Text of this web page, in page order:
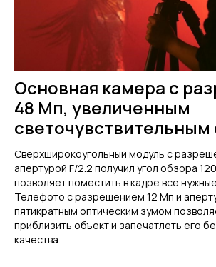
Основная камера с
48 Мп, увеличенным
Сверхширокоугольный модуль с
апертурой F/2.2 получил угол обзора
позволяет поместить в кадре все
Телефото с разрешением 12 Мп и
пятикратным оптическим зумом
приблизить объект и запечатлеть его
качества.